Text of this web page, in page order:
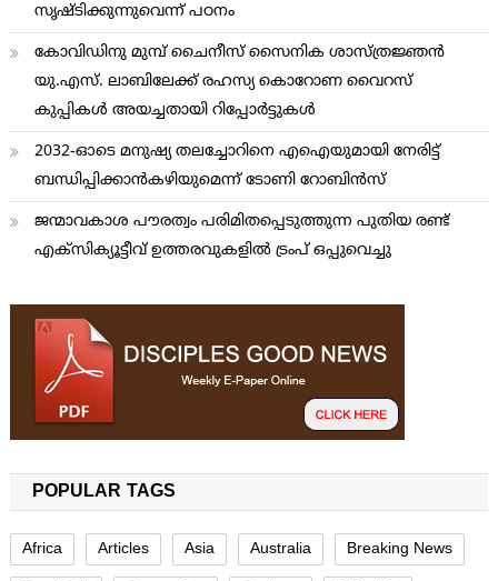
സൃഷ്ടിക്കുന്നുവെന്ന് പഠനം
കോവിഡിനു മുമ്പ് ചൈനീസ് സൈനിക ശാസ്ത്രജ്ഞന്‍
യു.എസ്. ലാബിലേക്ക് രഹസ്യ കൊറോണ വൈറസ്
കുപ്പികള്‍ അയച്ചതായി റിപ്പോര്‍ട്ടുകള്‍
2032-ഓടെ മനുഷ്യ തലച്ചോറിനെ എഐയുമായി നേരിട്ട്
ബന്ധിപ്പിക്കാന്‍കഴിയുമെന്ന് ടോണി റോബിന്‍സ്
ജന്മാവകാശ പൗരത്വം പരിമിതപ്പെടുത്തുന്ന പുതിയ രണ്ട്
എക്സിക്യൂട്ടീവ് ഉത്തരവുകളിൽ ട്രംപ് ഒപ്പുവെച്ചു
POPULAR TAGS
Africa Articles Asia Australia Breaking News